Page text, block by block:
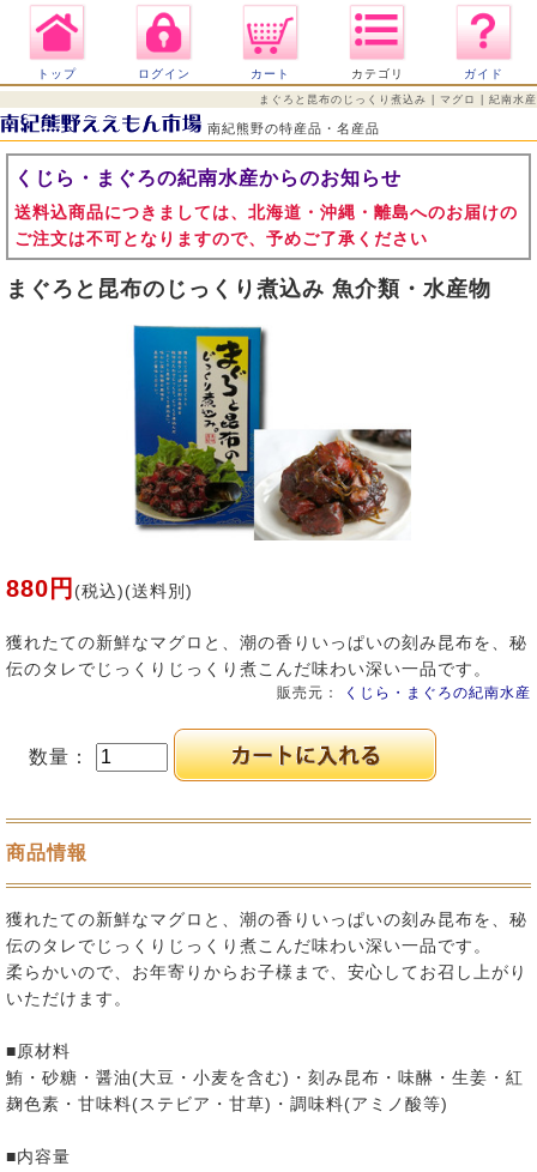
トップ ログイン カート カテゴリ ガイド
まぐろと昆布のじっくり煮込み | マグロ | 紀南水産
南紀熊野の特産品・名産品
くじら・まぐろの紀南水産からのお知らせ
送料込商品につきましては、北海道・沖縄・離島へのお届けの
ご注文は不可となりますので、予めご了承ください
まぐろと昆布のじっくり煮込み 魚介類・水産物
880円 (税込)(送料別)
獲れたての新鮮なマグロと、潮の香りいっぱいの刻み昆布を、秘
伝のタレでじっくりじっくり煮こんだ味わい深い一品です。
販売元： くじら・まぐろの紀南水産
数量：
商品情報
獲れたての新鮮なマグロと、潮の香りいっぱいの刻み昆布を、秘
伝のタレでじっくりじっくり煮こんだ味わい深い一品です。
柔らかいので、お年寄りからお子様まで、安心してお召し上がり
いただけます。
■原材料
鮪・砂糖・醤油(大豆・小麦を含む)・刻み昆布・味醂・生姜・紅
麹色素・甘味料(ステビア・甘草)・調味料(アミノ酸等)
■内容量